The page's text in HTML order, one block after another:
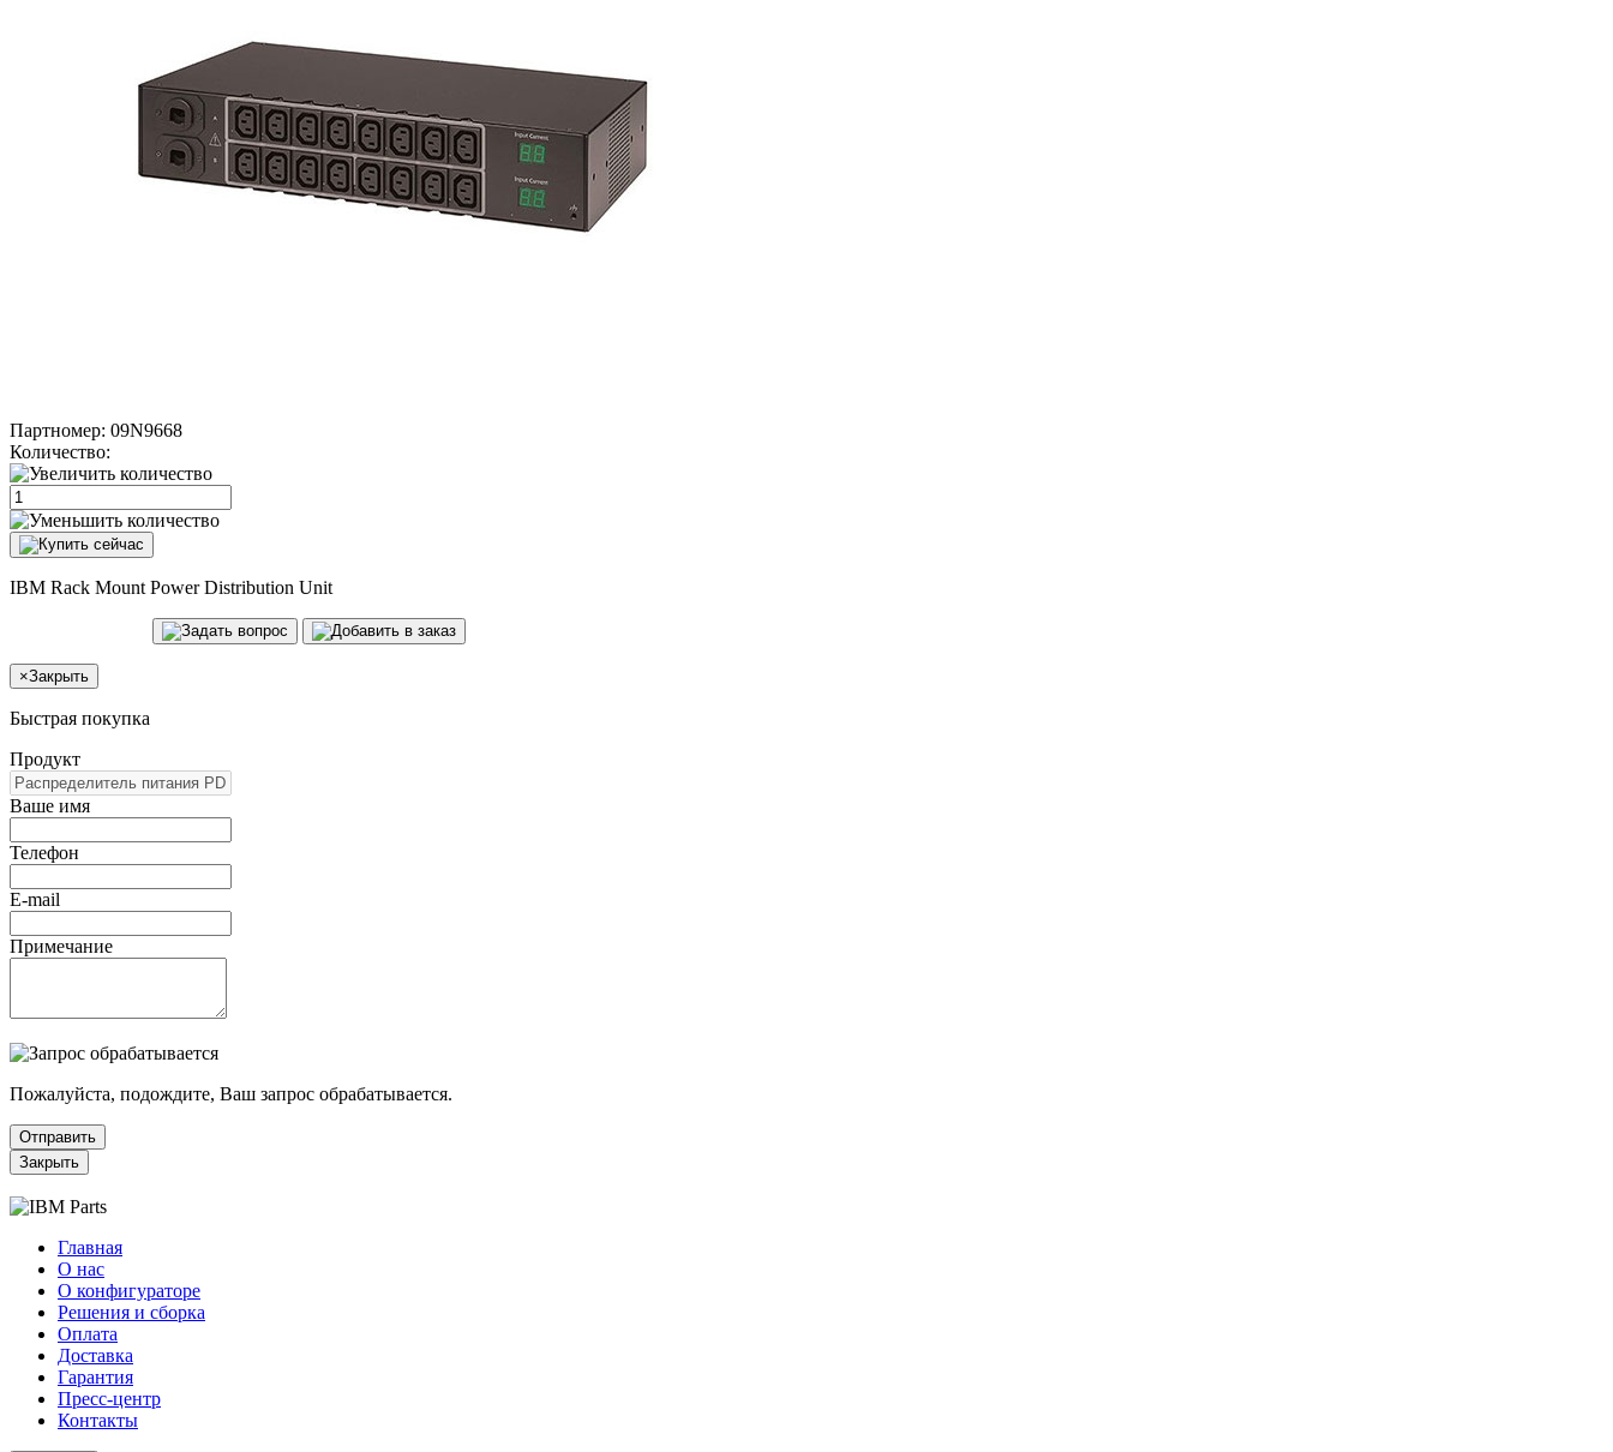
Партномер: 09N9668
Количество:
IBM Rack Mount Power Distribution Unit
×Закрыть
Быстрая покупка
Продукт
Ваше имя
Телефон
E-mail
Примечание
Пожалуйста, подождите, Ваш запрос обрабатывается.
Отправить
Закрыть
Главная
О нас
О конфигураторе
Решения и сборка
Оплата
Доставка
Гарантия
Пресс-центр
Контакты